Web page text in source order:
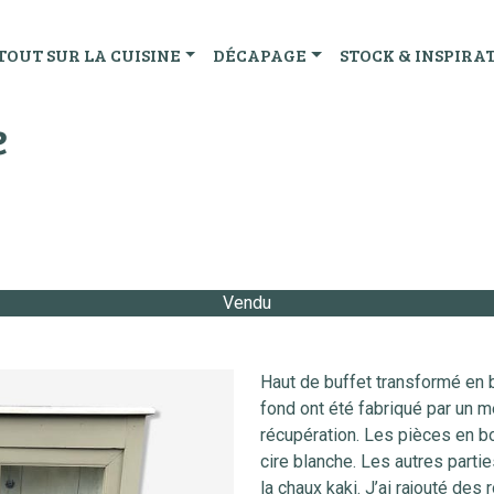
SUR LA CUISINE DÉCAPAGE STOCK &
Vendu
Haut de buffet transformé en
fond ont été fabriqué par un
récupération. Les pièces en
cire blanche. Les autres
la chaux kaki. J’ai rajouté